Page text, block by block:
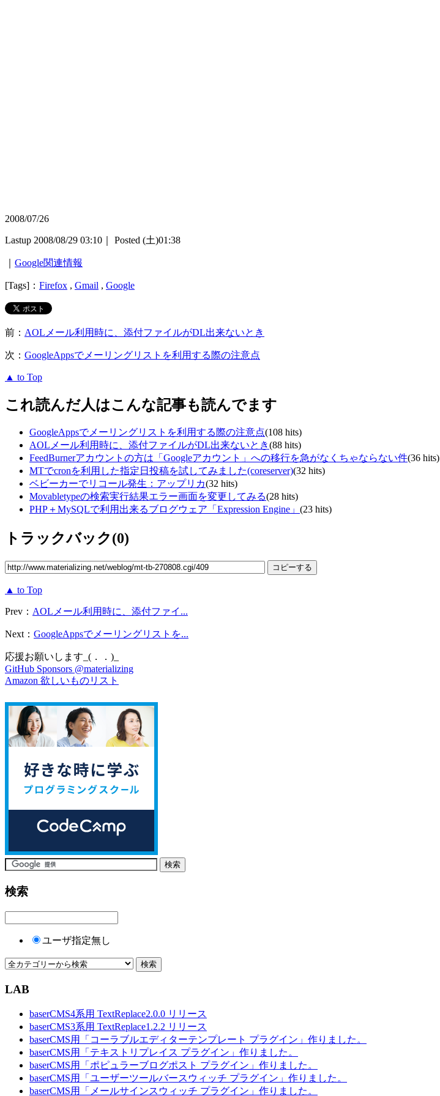
2008/07/26
Lastup 2008/08/29 03:10｜ Posted (土)01:38
Google関連情報
[Tags]： Firefox , Gmail , Google
前： AOLメール利用時に、添付ファイルがDL出来ないとき
次： GoogleAppsでメーリングリストを利用する際の注意点
▲ to Top
これ読んだ人はこんな記事も読んでます
GoogleAppsでメーリングリストを利用する際の注意点(108 hits)
AOLメール利用時に、添付ファイルがDL出来ないとき(88 hits)
FeedBurnerアカウントの方は「Googleアカウント」への移行を急がなくちゃならない件(36 hits)
MTでcronを利用した指定日投稿を試してみました(coreserver)(32 hits)
ベビーカーでリコール発生：アップリカ(32 hits)
Movabletypeの検索実行結果エラー画面を変更してみる(28 hits)
PHP＋MySQLで利用出来るブログウェア「Expression Engine」 (23 hits)
トラックバック(0)
▲ to Top
Prev： AOLメール利用時に、添付ファイ...
Next： GoogleAppsでメーリングリストを...
応援お願いします_(．．)_
GitHub Sponsors @materializing
Amazon 欲しいものリスト
検索
ユーザ指定無し
LAB
baserCMS4系用 TextReplace2.0.0 リリース
baserCMS3系用 TextReplace1.2.2 リリース
baserCMS用「コーラブルエディターテンプレート プラグイン」作りました。
baserCMS用「テキストリプレイス プラグイン」作りました。
baserCMS用「ポピュラーブログポスト プラグイン」作りました。
baserCMS用「ユーザーツールバースウィッチ プラグイン」作りました。
baserCMS用「メールサインスウィッチ プラグイン」作りました。